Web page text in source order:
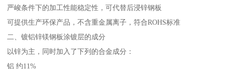
严峻条件下的加工性能稳定性，可代替后浸锌钢板
可提供生产环保产品，不含重金属离子，符合ROHS标准
二、镀铝锌镁钢板涂镀层的成分
以锌为主，同时加入了下列的合金成分：
铝 约11%